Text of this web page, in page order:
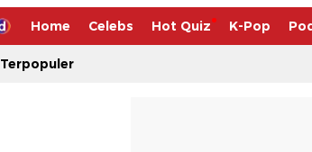
Home Celebs Hot Quiz K-Pop
Terpopuler